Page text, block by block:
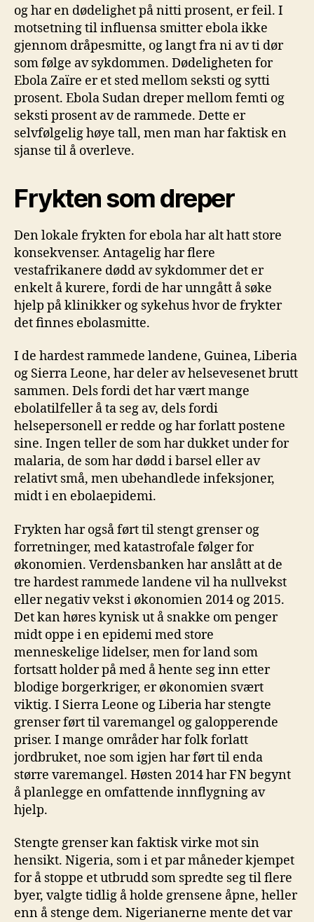
og har en dødelighet på nitti prosent, er feil. I
motsetning til influensa smitter ebola ikke
gjennom dråpesmitte, og langt fra ni av ti dør
som følge av sykdommen. Dødeligheten for
Ebola Zaïre er et sted mellom seksti og sytti
prosent. Ebola Sudan dreper mellom femti og
seksti prosent av de rammede. Dette er
selvfølgelig høye tall, men man har faktisk en
sjanse til å overleve.
Frykten som dreper
Den lokale frykten for ebola har alt hatt store
konsekvenser. Antagelig har flere
vestafrikanere dødd av sykdommer det er
enkelt å kurere, fordi de har unngått å søke
hjelp på klinikker og sykehus hvor de frykter
det finnes ebolasmitte.
I de hardest rammede landene, Guinea, Liberia
og Sierra Leone, har deler av helsevesenet brutt
sammen. Dels fordi det har vært mange
ebolatilfeller å ta seg av, dels fordi
helsepersonell er redde og har forlatt postene
sine. Ingen teller de som har dukket under for
malaria, de som har dødd i barsel eller av
relativt små, men ubehandlede infeksjoner,
midt i en ebolaepidemi.
Frykten har også ført til stengt grenser og
forretninger, med katastrofale følger for
økonomien. Verdensbanken har anslått at de
tre hardest rammede landene vil ha nullvekst
eller negativ vekst i økonomien 2014 og 2015.
Det kan høres kynisk ut å snakke om penger
midt oppe i en epidemi med store
menneskelige lidelser, men for land som
fortsatt holder på med å hente seg inn etter
blodige borgerkriger, er økonomien svært
viktig. I Sierra Leone og Liberia har stengte
grenser ført til varemangel og galopperende
priser. I mange områder har folk forlatt
jordbruket, noe som igjen har ført til enda
større varemangel. Høsten 2014 har FN begynt
å planlegge en omfattende innflygning av
hjelp.
Stengte grenser kan faktisk virke mot sin
hensikt. Nigeria, som i et par måneder kjempet
for å stoppe et utbrudd som spredte seg til flere
byer, valgte tidlig å holde grensene åpne, heller
enn å stenge dem. Nigerianerne mente det var